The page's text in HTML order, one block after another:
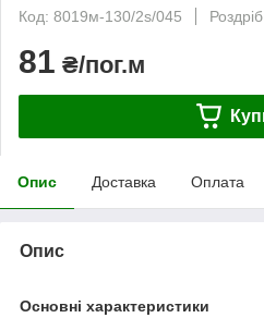
Код: 8019м-130/2s/045
Роздріб
81 ₴/пог.м
Опис Доставка Оплата
Опис
Основні характеристики